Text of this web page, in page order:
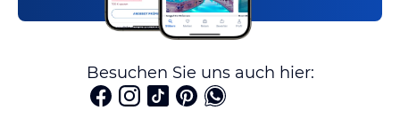
Besuchen Sie uns auch hier: